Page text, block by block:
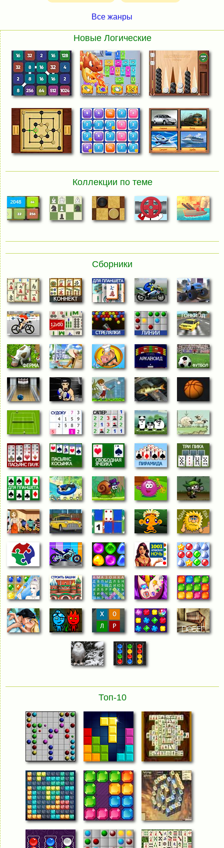
Все жанры
Новые Логические
Коллекции по теме
Сборники
Топ-10